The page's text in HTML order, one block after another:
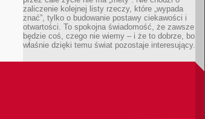
zaliczenie kolejnej listy rzeczy, które „wypada
znać”, tylko o budowanie postawy ciekawości i
otwartości. To spokojna świadomość, że zawsze
będzie coś, czego nie wiemy – i że to dobrze, bo
właśnie dzięki temu świat pozostaje interesujący.